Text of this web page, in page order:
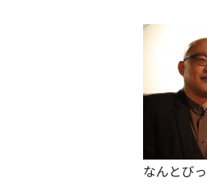
なんとび